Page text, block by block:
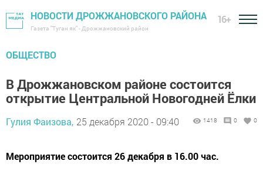
НОВОСТИ ДРОЖЖАНОВСКОГО РАЙОНА
Газета "Туган як" - Дрожжановский район
16+
ОБЩЕСТВО
В Дрожжановском районе состоится
открытие Центральной Новогодней Ёлки
Гулия Фаизова, 25 декабря 2020 - 09:40 1418 0 0
Мероприятие состоится 26 декабря в 16.00 час.